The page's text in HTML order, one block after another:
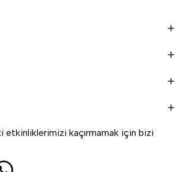
etkinliklerimizi kaçırmamak için bizi